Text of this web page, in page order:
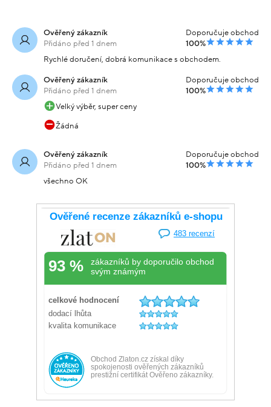
Ověřený zákazník
Přidáno před 1 dnem
Doporučuje obchod
100%
Rychlé doručení, dobrá komunikace s obchodem.
Ověřený zákazník
Přidáno před 1 dnem
Doporučuje obchod
100%
Velký výběr, super ceny
Žádná
Ověřený zákazník
Přidáno před 1 dnem
Doporučuje obchod
100%
všechno OK